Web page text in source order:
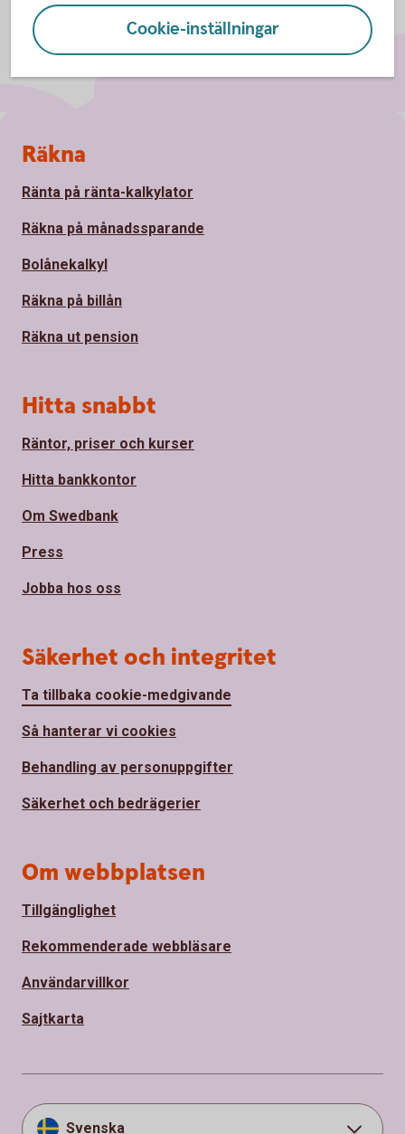
Cookie-inställningar
Sidfot
Räkna
Ränta på ränta-kalkylator
Räkna på månadssparande
Bolånekalkyl
Räkna på billån
Räkna ut pension
Hitta snabbt
Räntor, priser och kurser
Hitta bankkontor
Om Swedbank
Press
Jobba hos oss
Säkerhet och integritet
Ta tillbaka cookie-medgivande
Så hanterar vi cookies
Behandling av personuppgifter
Säkerhet och bedrägerier
Om webbplatsen
Tillgänglighet
Rekommenderade webbläsare
Användarvillkor
Sajtkarta
Svenska